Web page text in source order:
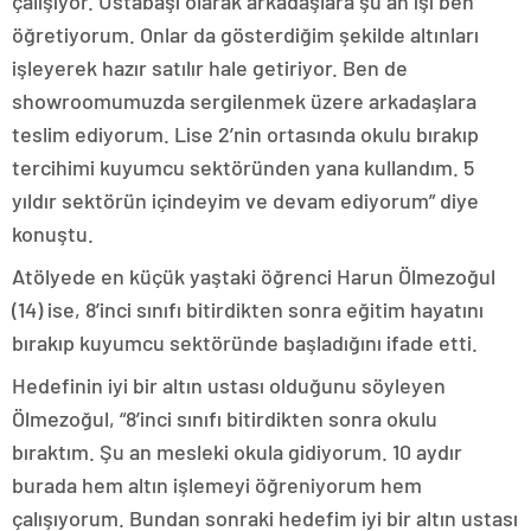
öğretiyorum. Onlar da gösterdiğim şekilde altınları
işleyerek hazır satılır hale getiriyor. Ben de
showroomumuzda sergilenmek üzere arkadaşlara
teslim ediyorum. Lise 2’nin ortasında okulu bırakıp
tercihimi kuyumcu sektöründen yana kullandım. 5
yıldır sektörün içindeyim ve devam ediyorum” diye
konuştu.
Atölyede en küçük yaştaki öğrenci Harun Ölmezoğul
(14) ise, 8’inci sınıfı bitirdikten sonra eğitim hayatını
bırakıp kuyumcu sektöründe başladığını ifade etti.
Hedefinin iyi bir altın ustası olduğunu söyleyen
Ölmezoğul, “8’inci sınıfı bitirdikten sonra okulu
bıraktım. Şu an mesleki okula gidiyorum. 10 aydır
burada hem altın işlemeyi öğreniyorum hem
çalışıyorum. Bundan sonraki hedefim iyi bir altın ustası